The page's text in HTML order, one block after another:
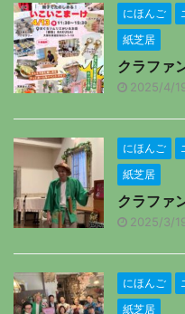
にほんご
紙芝居
クラファ
2025/4/
にほんご
紙芝居
クラフ
2025/3/
にほんご
紙芝居